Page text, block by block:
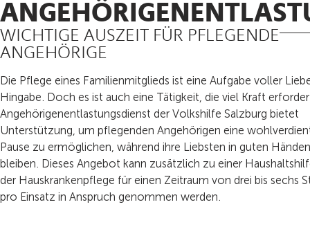
WICHTIGE AUSZEIT FÜR PFLEGENDE
ANGEHÖRIGE
Die Pflege eines Familienmitglieds ist eine Aufgabe voller
Hingabe. Doch es ist auch eine Tätigkeit, die viel Kraft
Angehörigenentlastungsdienst der Volkshilfe Salzburg bietet
Unterstützung, um pflegenden Angehörigen eine
Pause zu ermöglichen, während ihre Liebsten in guten Händen
bleiben. Dieses Angebot kann zusätzlich zu einer
der Hauskrankenpflege für einen Zeitraum von drei bis sechs
pro Einsatz in Anspruch genommen werden.